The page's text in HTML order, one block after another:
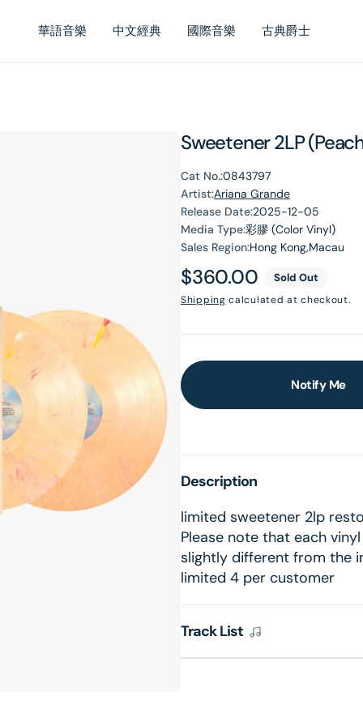
華語音樂 中文經典 國際音樂 古典爵士
Sweetener 2LP
Cat No.:0843797
Artist:Ariana Grande
Release Date:2025-12-05
Media Type:彩膠 (Color Vinyl)
Sales Region:Hong Kong,Macau
Regular
price
$360.00 Sold Out
Shipping calculated at checkout.
Notify Me
Description
limited sweetener 2lp
Please note that each
slightly different from the
limited 4 per customer
Track List